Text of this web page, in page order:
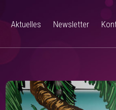
Aktuelles Newsletter